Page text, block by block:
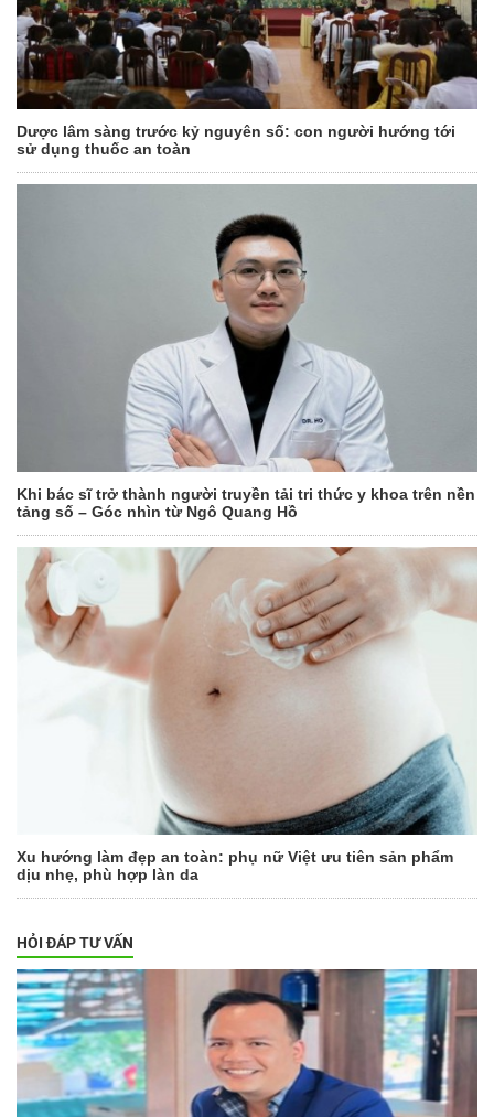
Dược lâm sàng trước kỷ nguyên số: con người hướng tới
sử dụng thuốc an toàn
Khi bác sĩ trở thành người truyền tải tri thức y khoa trên nền
tảng số – Góc nhìn từ Ngô Quang Hồ
Xu hướng làm đẹp an toàn: phụ nữ Việt ưu tiên sản phẩm
dịu nhẹ, phù hợp làn da
HỎI ĐÁP TƯ VẤN